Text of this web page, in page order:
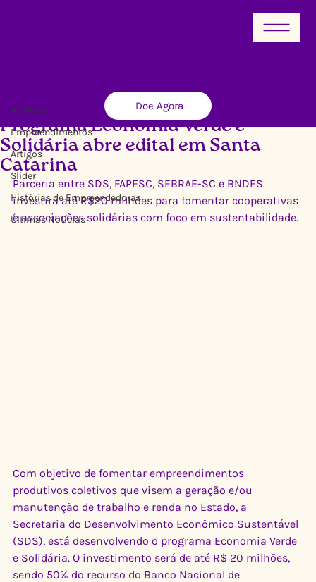
Doe Agora
All Posts
Empreendimentos
Artigos
Slider
Histórias de Empreendedoras
Últimas Notícias
Programa Economia Verde e
Solidária abre edital em Santa
Catarina
Ricardo Xavier 28 de mar. de 20132 min de leitura
Parceria entre SDS, FAPESC, SEBRAE-SC e BNDES
investirá até R$20 milhões para fomentar cooperativas
e associações solidárias com foco em sustentabilidade.
Com objetivo de fomentar empreendimentos
produtivos coletivos que visem a geração e/ou
manutenção de trabalho e renda no Estado, a
Secretaria do Desenvolvimento Econômico Sustentável
(SDS), está desenvolvendo o programa Economia Verde
e Solidária. O investimento será de até R$ 20 milhões,
sendo 50% do recurso do Banco Nacional de